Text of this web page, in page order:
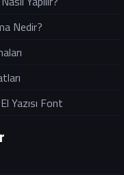
Nedir?
Yazısı Font